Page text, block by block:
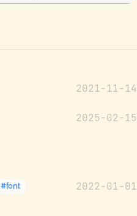
2021-11-14
2025-02-15
#font 2022-01-01